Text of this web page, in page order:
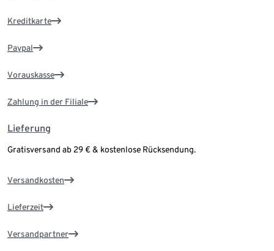
Kreditkarte
Paypal
Vorauskasse
Zahlung in der Filiale
Lieferung
Gratisversand ab 29 € & kostenlose Rücksendung.
Versandkosten
Lieferzeit
Versandpartner